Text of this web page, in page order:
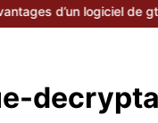
de gta moderne